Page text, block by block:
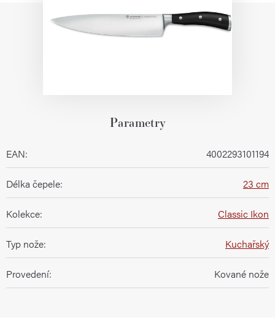
Parametry
EAN: 4002293101194
Délka čepele: 23 cm
Kolekce: Classic Ikon
Typ nože: Kuchařský
Provedení: Kované nože